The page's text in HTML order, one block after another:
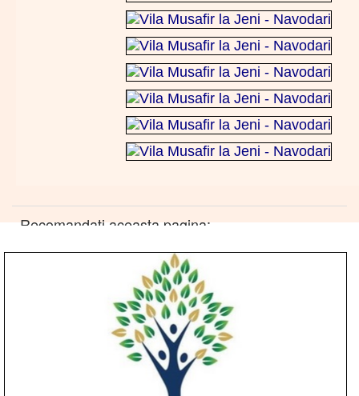
Recomandati aceasta pagina: